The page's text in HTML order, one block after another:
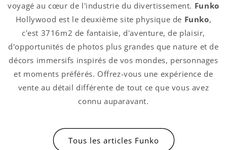
voyagé au cœur de l'industrie du divertissement. Funko
Hollywood est le deuxième site physique de Funko,
c'est 3716m2 de fantaisie, d'aventure, de plaisir,
d'opportunités de photos plus grandes que nature et de
décors immersifs inspirés de vos mondes, personnages
et moments préférés. Offrez-vous une expérience de
vente au détail différente de tout ce que vous avez
connu auparavant.
Tous les articles Funko